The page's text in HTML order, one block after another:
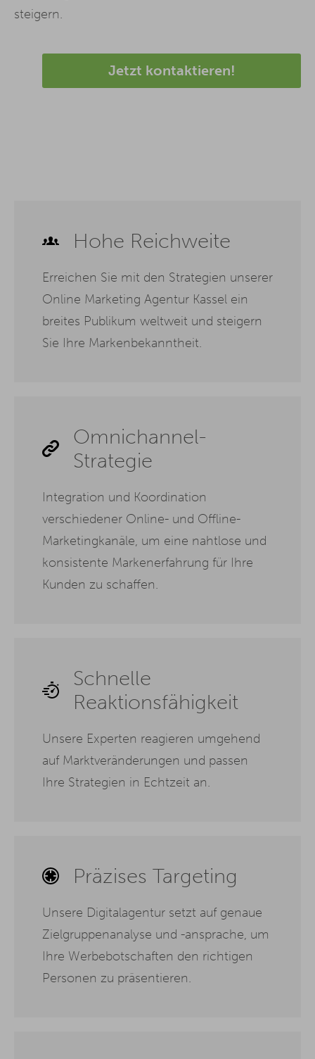
steigern.
Jetzt kontaktieren!
Hohe Reichweite
Erreichen Sie mit den Strategien unserer
Online Marketing Agentur Kassel ein
breites Publikum weltweit und steigern
Sie Ihre Markenbekanntheit.
Omnichannel-
Strategie
Integration und Koordination
verschiedener Online- und Offline-
Marketingkanäle, um eine nahtlose und
konsistente Markenerfahrung für Ihre
Kunden zu schaffen.
Schnelle
Reaktionsfähigkeit
Unsere Experten reagieren umgehend
auf Marktveränderungen und passen
Ihre Strategien in Echtzeit an.
Präzises Targeting
Unsere Digitalagentur setzt auf genaue
Zielgruppenanalyse und -ansprache, um
Ihre Werbebotschaften den richtigen
Personen zu präsentieren.